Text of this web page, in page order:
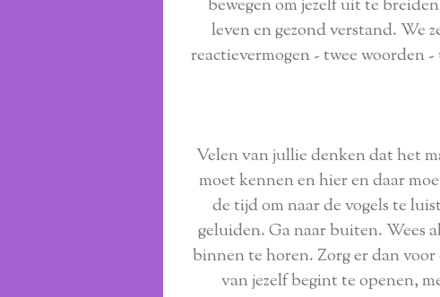
bewegen om jezelf uit te
leven en gezond verstand. We
reactievermogen - twee woorden
Velen van jullie denken dat het
moet kennen en hier en daar
de tijd om naar de vogels te
geluiden. Ga naar buiten. Wees
binnen te horen. Zorg er dan
van jezelf begint te openen,